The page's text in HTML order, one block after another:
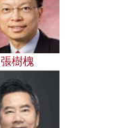
張樹槐